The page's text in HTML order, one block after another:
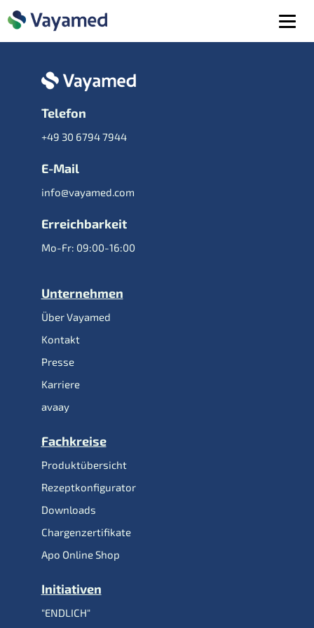
Telefon
+49 30 6794 7944
E-Mail
info@vayamed.com
Erreichbarkeit
Mo-Fr: 09:00-16:00
Unternehmen
Über Vayamed
Kontakt
Presse
Karriere
avaay
Fachkreise
Produktübersicht
Rezeptkonfigurator
Downloads
Chargenzertifikate
Apo Online Shop
Initiativen
"ENDLICH"